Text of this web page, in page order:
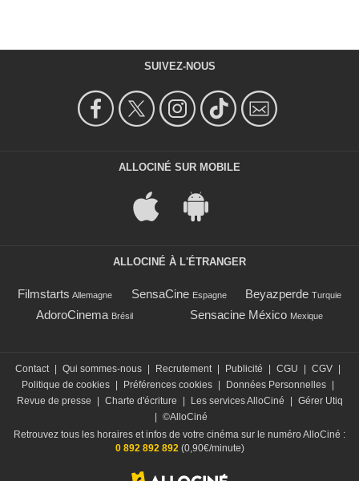
SUIVEZ-NOUS
ALLOCINÉ SUR MOBILE
ALLOCINÉ À L'ÉTRANGER
Filmstarts Allemagne SensaCine Espagne Beyazperde Turquie
AdoroCinema Brésil Sensacine México Mexique
Contact | Qui sommes-nous | Recrutement | Publicité | CGU | CGV |
Politique de cookies | Préférences cookies | Données Personnelles |
Revue de presse
| Charte d'écriture | Les services AlloCiné | Gérer Utiq
| ©AlloCiné
Retrouvez tous les horaires et infos de votre cinéma sur le numéro AlloCiné :
0 892 892 892 (0,90€/minute)